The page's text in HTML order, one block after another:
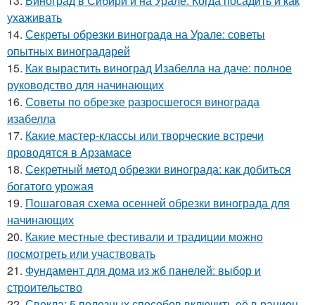
ухаживать
14. Секреты обрезки винограда на Урале: советы
опытных виноградарей
15. Как вырастить виноград Изабелла на даче: полное
руководство для начинающих
16. Советы по обрезке разросшегося винограда
изабелла
17. Какие мастер-классы или творческие встречи
проводятся в Арзамасе
18. Секретный метод обрезки винограда: как добиться
богатого урожая
19. Пошаговая схема осенней обрезки винограда для
начинающих
20. Какие местные фестивали и традиции можно
посмотреть или участвовать
21. Фундамент для дома из жб панелей: выбор и
строительство